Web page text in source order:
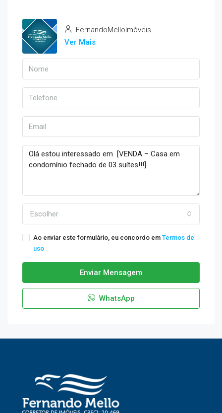
FernandoMelloImóveis
Ver Mais
Escolher
Ao enviar este formulário, eu concordo em Termos de
uso
Enviar Mensagem
WhatsApp